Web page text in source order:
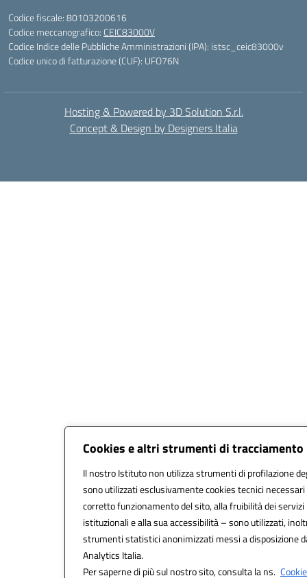
Cookies e altri strumenti di tracciamento
Il nostro Istituto non utilizza strumenti di profilazione
sono utilizzati esclusivamente cookies tecnici necessari
corretto funzionamento del sito, alla fruibilità dei servizi
istituzionali e alla sua accessibilità – sono utilizzati,
strumenti statistici anonimizzati messi a disposizione
Analytics Italia.
Per saperne di più sul nostro sito, consulta la ns.
Codice fiscale: 80103200616
Codice meccanografico: CEIC83000V
Codice Indice delle Pubbliche Amministrazioni (IPA): istsc_ceic83000v
Codice unico di fatturazione (CUF): UFO76N
Hosting & Powered by 3D Solution S.r.l.
Concept & Design by Designers Italia